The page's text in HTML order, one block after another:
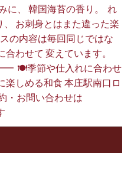
に、 韓国海苔の香り。 ⁡ れ
お刺身とはまた違った楽
の内容は毎回同じではな
わせて 変えています。
節や仕入れに合わせ
楽しめる和食 本庄駅南口ロ
・お問い合わせは